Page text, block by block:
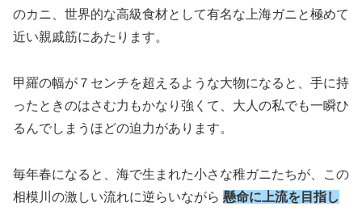
のカニ、世界的な高級食材として有名な上海ガニと極めて
近い親戚筋にあたります。
甲羅の幅が７センチを超えるような大物になると、手に持
ったときのはさむ力もかなり強くて、大人の私でも一瞬ひ
るんでしまうほどの迫力があります。
毎年春になると、海で生まれた小さな稚ガニたちが、この
相模川の激しい流れに逆らいながら 懸命に上流を目指し